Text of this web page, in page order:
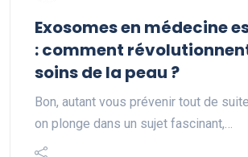
Exosomes en médecine
: comment
soins de la peau ?
Bon, autant vous prévenir tout de suite
on plonge dans un sujet fascinant,…